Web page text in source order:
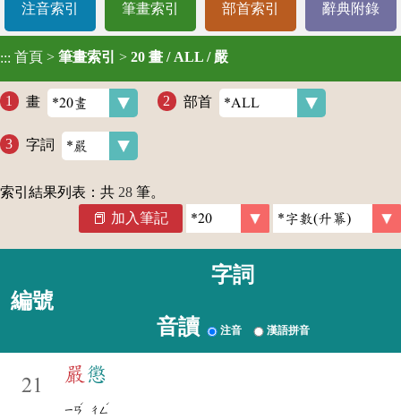
注音索引 筆畫索引 部首索引 辭典附錄
::: 首頁 > 筆畫索引 > 20 畫 / ALL / 嚴
畫 部首
字詞
索引結果列表：共 28 筆。
加入筆記
編號
字詞
音讀 注音 漢語拼音
21
嚴 懲
ㄧㄢ
ˊ
ㄔㄥ
ˊ